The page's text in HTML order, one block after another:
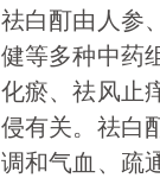
祛白酊由人参
健等多种中药
化瘀、祛风止
侵有关。祛白
调和气血、疏